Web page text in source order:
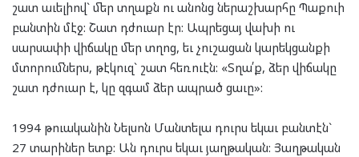
շատ աւելիով` մեր տղաքն ու անոնց ներաշխարհը Պաքուի
բանտին մէջ: Շատ դժուար էր: Ապրեցայ վախի ու
սարսափի վիճակը մեր տղոց, եւ չուշացան կարեկցանքի
մտորումներս, թէկուզ` շատ հեռուէն: «Տղա՛ք, ձեր վիճակը
շատ դժուար է, կը զգամ ձեր ապրած ցաւը»:
1994 թուականին Նելսոն Մանտելա դուրս եկաւ բանտէն`
27 տարիներ ետք: Ան դուրս եկաւ յաղթական: Յաղթական